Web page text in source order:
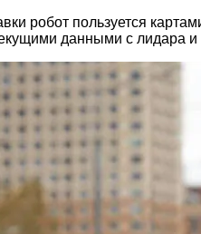
робот пользуется
данными с лидара